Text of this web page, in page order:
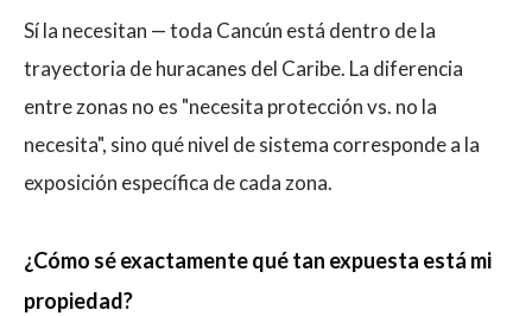
Sí la necesitan — toda Cancún está dentro de la
trayectoria de huracanes del Caribe. La diferencia
entre zonas no es "necesita protección vs. no la
necesita", sino qué nivel de sistema corresponde a la
exposición específica de cada zona.
¿Cómo sé exactamente qué tan expuesta está mi
propiedad?